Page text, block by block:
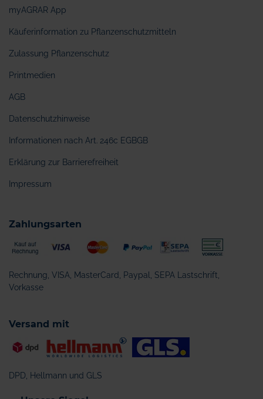
myAGRAR App
Käuferinformation zu Pflanzenschutzmitteln
Zulassung Pflanzenschutz
Printmedien
AGB
Datenschutzhinweise
Informationen nach Art. 246c EGBGB
Erklärung zur Barrierefreiheit
Impressum
Zahlungsarten
Rechnung, VISA, MasterCard, Paypal, SEPA Lastschrift,
Vorkasse
Versand mit
DPD, Hellmann und GLS